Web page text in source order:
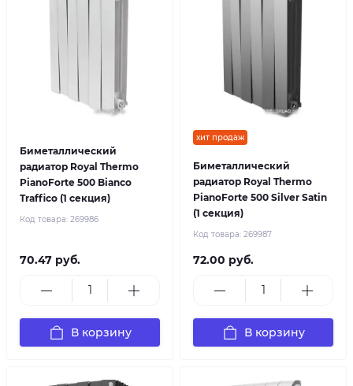
Биметаллический
радиатор Royal Thermo
PianoForte 500 Bianco
Traffico (1 секция)
Код товара: 269986
70.47 руб.
В корзину
хит продаж
Биметаллический
радиатор Royal Thermo
PianoForte 500 Silver Satin
(1 секция)
Код товара: 269987
72.00 руб.
В корзину